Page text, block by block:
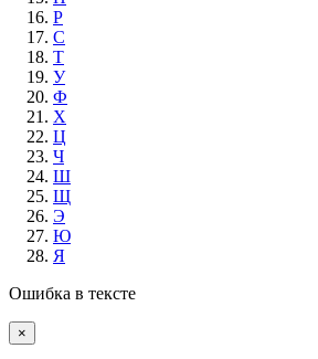
Р
С
Т
У
Ф
Х
Ц
Ч
Ш
Щ
Э
Ю
Я
Ошибка в тексте
×